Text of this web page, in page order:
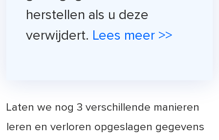
herstellen als u deze
verwijdert. Lees meer >>
Laten we nog 3 verschillende manieren
leren en verloren opgeslagen gegevens